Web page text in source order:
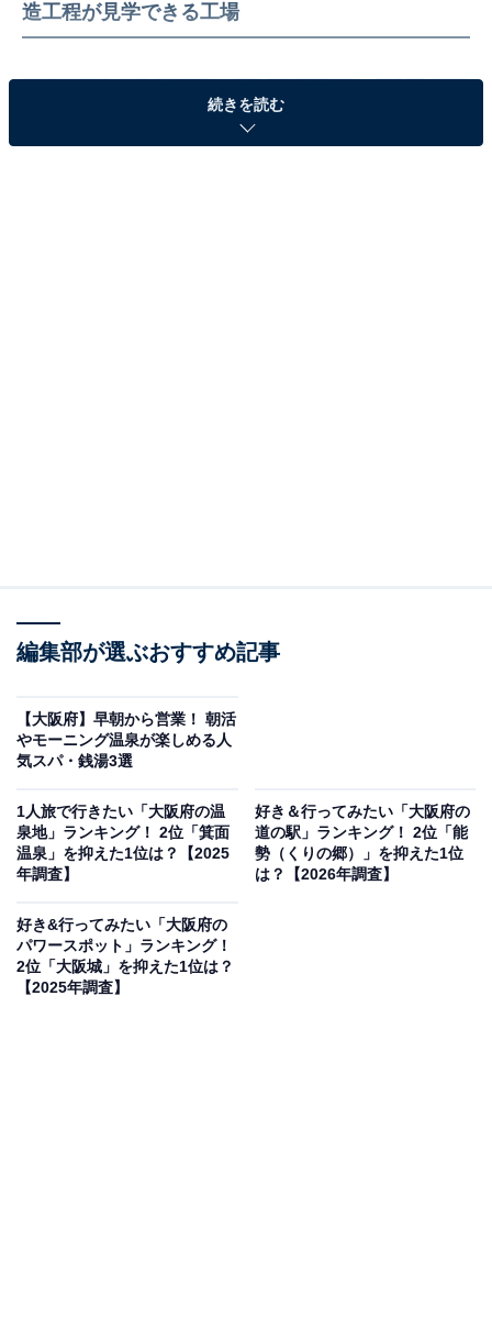
造工程が見学できる工場
コレートができるまでを楽しく学べるほか、貴重なカカ
オ豆の加工前・加工後のものや産地による香りの違いを
見学のメインは「きのこの山」の成型工程から「きのこ
で。「たけのこの里」の世界観の中で包装工程を見学で
きるラインもあります。見学の最後には「きのこの山」
「たけのこの里」の人気投票も楽しめます。入場無料
見学時間
続きを読む
編集部が選ぶおすすめ記事
【大阪府】早朝から営業！ 朝活
やモーニング温泉が楽しめる人
気スパ・銭湯3選
1人旅で行きたい「大阪府の温
泉地」ランキング！ 2位「箕面
温泉」を抑えた1位は？【2025
年調査】
好き＆行ってみたい「大阪府の
道の駅」ランキング！ 2位「能
勢（くりの郷）」を抑えた1位
は？【2026年調査】
好き&行ってみたい「大阪府の
パワースポット」ランキング！
2位「大阪城」を抑えた1位は？
【2025年調査】